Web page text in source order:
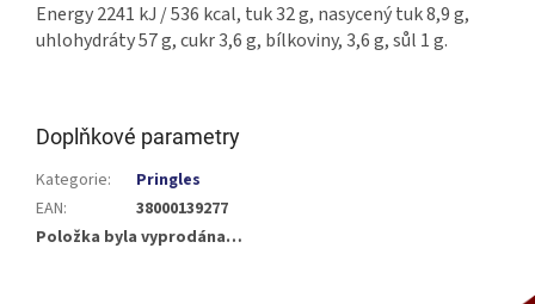
Energy 2241 kJ / 536 kcal, tuk 32 g, nasycený tuk 8,9 g,
uhlohydráty 57 g, cukr 3,6 g, bílkoviny, 3,6 g, sůl 1 g.
Doplňkové parametry
Kategorie:
Pringles
EAN:
38000139277
Položka byla vyprodána…